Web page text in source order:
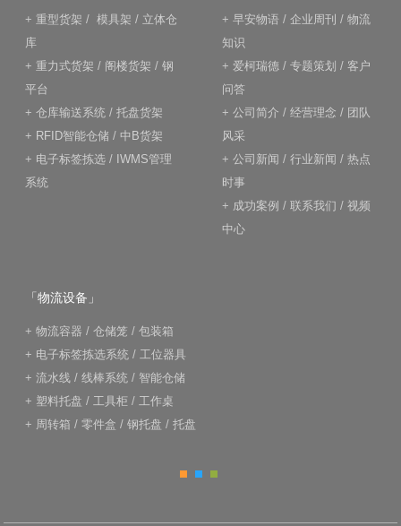
+ 重型货架 / 模具架 / 立体仓
库
+ 重力式货架 / 阁楼货架 / 钢
平台
+ 仓库输送系统 / 托盘货架
+ RFID智能仓储 / 中B货架
+ 电子标签拣选 / IWMS管理
系统
+ 早安物语 / 企业周刊 / 物流
知识
+ 爱柯瑞德 / 专题策划 / 客户
问答
+ 公司简介 / 经营理念 / 团队
风采
+ 公司新闻 / 行业新闻 / 热点
时事
+ 成功案例 / 联系我们 / 视频
中心
「物流设备」
+ 物流容器 / 仓储笼 / 包装箱
+ 电子标签拣选系统 / 工位器具
+ 流水线 / 线棒系统 / 智能仓储
+ 塑料托盘 / 工具柜 / 工作桌
+ 周转箱 / 零件盒 / 钢托盘 / 托盘